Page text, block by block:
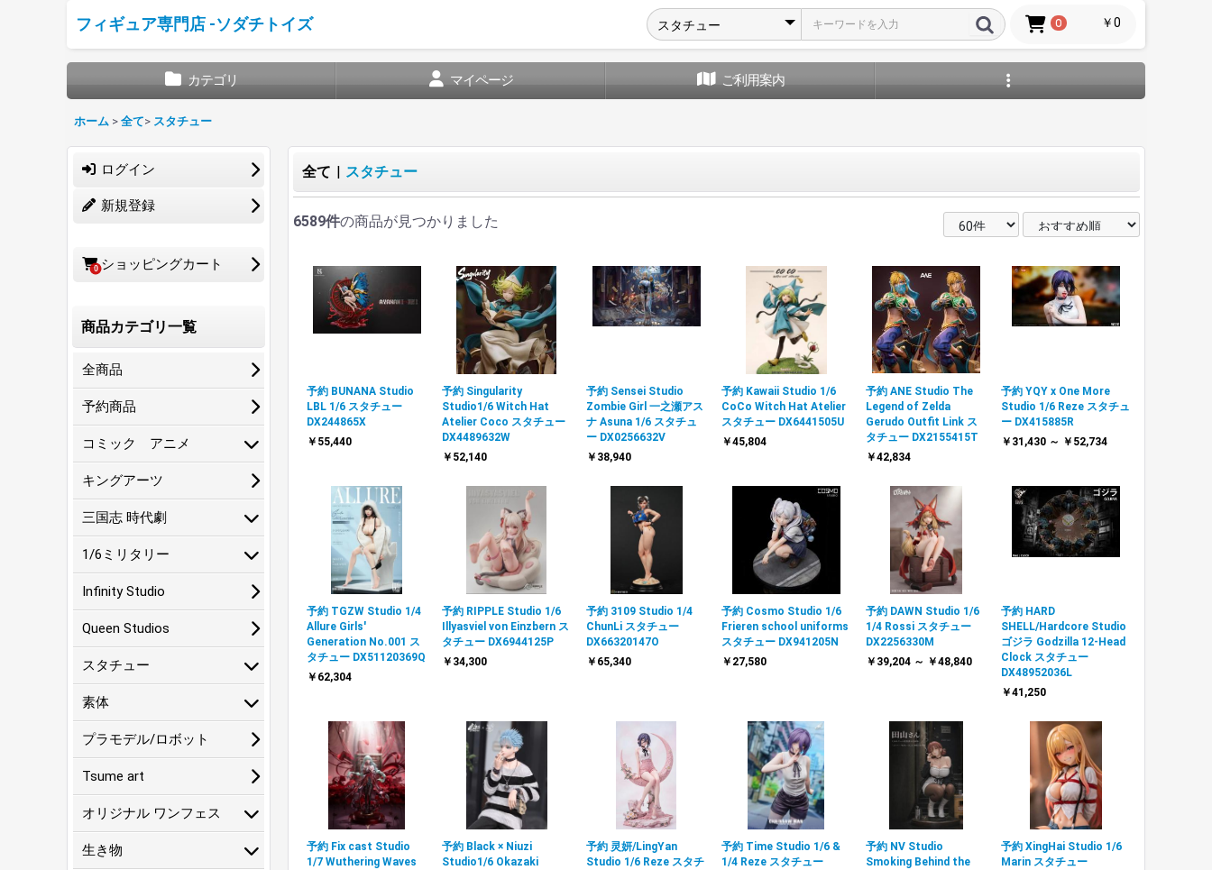
フィギュア専門店 -ソダチトイズ 0 ￥0
カテゴリ マイページ ご利用案内
ホーム > 全て> スタチュー
ログイン
新規登録
0 ショッピングカート
商品カテゴリ一覧
全商品
予約商品
コミック アニメ
キングアーツ
三国志 時代劇
1/6ミリタリー
Infinity Studio
Queen Studios
スタチュー
素体
プラモデル/ロボット
Tsume art
オリジナル ワンフェス
生き物
全て | スタチュー
6589件の商品が見つかりました
予約 BUNANA Studio
LBL 1/6 スタチュー
DX244865X
￥55,440
予約 Singularity
Studio1/6 Witch Hat
Atelier Coco スタチュー
DX4489632W
￥52,140
予約 Sensei Studio
Zombie Girl 一之瀬アス
ナ Asuna 1/6 スタチュ
ー DX0256632V
￥38,940
予約 Kawaii Studio 1/6
CoCo Witch Hat Atelier
スタチュー DX6441505U
￥45,804
予約 ANE Studio The
Legend of Zelda
Gerudo Outfit Link ス
タチュー DX2155415T
￥42,834
予約 YQY x One More
Studio 1/6 Reze スタチュ
ー DX415885R
￥31,430 ～ ￥52,734
予約 TGZW Studio 1/4
Allure Girls'
Generation No.001 ス
タチュー DX51120369Q
￥62,304
予約 RIPPLE Studio 1/6
Illyasviel von Einzbern ス
タチュー DX6944125P
￥34,300
予約 3109 Studio 1/4
ChunLi スタチュー
DX66320147O
￥65,340
予約 Cosmo Studio 1/6
Frieren school uniforms
スタチュー DX941205N
￥27,580
予約 DAWN Studio 1/6
1/4 Rossi スタチュー
DX2256330M
￥39,204 ～ ￥48,840
予約 HARD
SHELL/Hardcore Studio
ゴジラ Godzilla 12-Head
Clock スタチュー
DX48952036L
￥41,250
予約 Fix cast Studio
1/7 Wuthering Waves
予約 Black × Niuzi
Studio1/6 Okazaki
予約 灵妍/LingYan
Studio 1/6 Reze スタチ
予約 Time Studio 1/6 &
1/4 Reze スタチュー
予約 NV Studio
Smoking Behind the
予約 XingHai Studio 1/6
Marin スタチュー